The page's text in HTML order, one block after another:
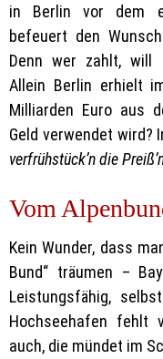
in Berlin vor dem
befeuert den
Denn wer zahlt, will
Allein Berlin erhielt
Milliarden Euro aus
Geld verwendet wird?
verfrühstück’n die
Vom
Kein Wunder, dass
Bund“ träumen –
Leistungsfähig,
Hochseehafen fehlt
auch, die mündet im